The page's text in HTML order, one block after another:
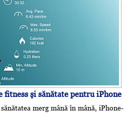
fitness şi sănătate pentru iPhone
merg mână în mână, iPhone-